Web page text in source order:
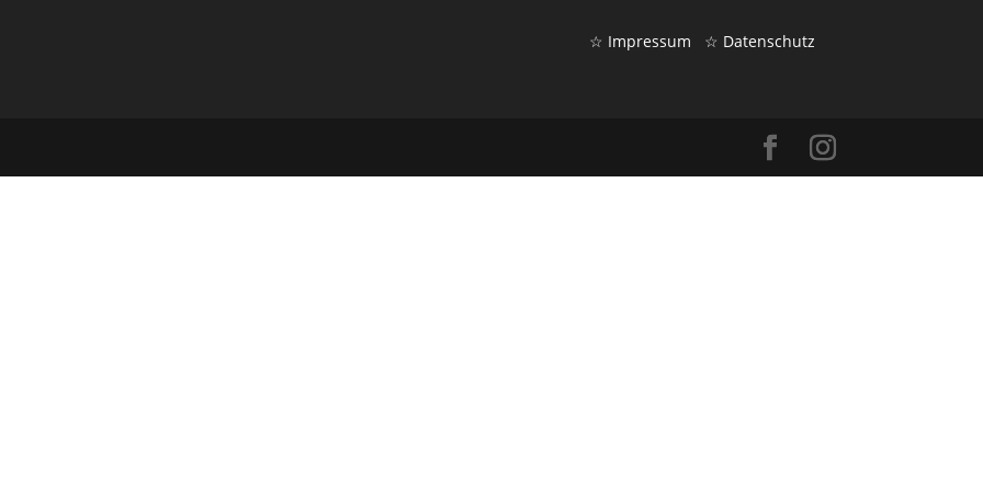
☆ Impressum ☆ Datenschutz